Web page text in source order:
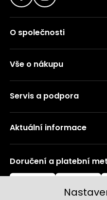
O společnosti
Vše o nákupu
Servis a podpora
Aktuální informace
Doručení a platební